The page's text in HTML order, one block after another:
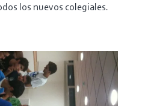
los nuevos colegiales.